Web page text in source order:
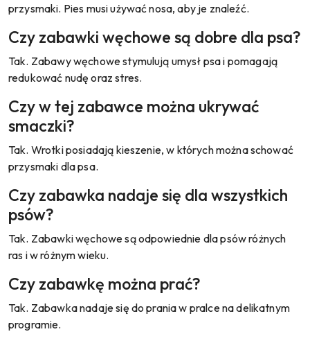
przysmaki. Pies musi używać nosa, aby je znaleźć.
Czy zabawki węchowe są dobre dla psa?
Tak. Zabawy węchowe stymulują umysł psa i pomagają
redukować nudę oraz stres.
Czy w tej zabawce można ukrywać
smaczki?
Tak. Wrotki posiadają kieszenie, w których można schować
przysmaki dla psa.
Czy zabawka nadaje się dla wszystkich
psów?
Tak. Zabawki węchowe są odpowiednie dla psów różnych
ras i w różnym wieku.
Czy zabawkę można prać?
Tak. Zabawka nadaje się do prania w pralce na delikatnym
programie.